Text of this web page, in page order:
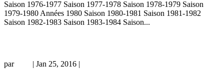
Saison 1976-1977 Saison 1977-1978 Saison 1978-1979 Saison
1979-1980 Années 1980 Saison 1980-1981 Saison 1981-1982
Saison 1982-1983 Saison 1983-1984 Saison...
par | Jan 25, 2016 |